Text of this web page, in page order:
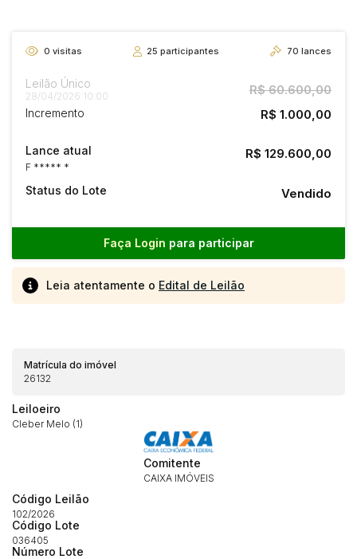
0 visitas 25participantes 70 lances
Leilão Único
28/04/2026 10:00 R$ 60.600,00
Incremento R$ 1.000,00
Lance atual
F ***** *
R$ 129.600,00
Status do Lote Vendido
Faça Login para participar
Leia atentamente o Edital de Leilão
Matrícula do imóvel
26132
Leiloeiro
Cleber Melo (1)
Comitente
CAIXA IMÓVEIS
Código Leilão
102/2026
Código Lote
036405
Número Lote